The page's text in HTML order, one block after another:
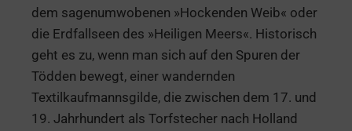
dem sagenumwobenen »Hockenden Weib« oder
die Erdfallseen des »Heiligen Meers«. Historisch
geht es zu, wenn man sich auf den Spuren der
Tödden bewegt, einer wandernden
Textilkaufmannsgilde, die zwischen dem 17. und
19. Jahrhundert als Torfstecher nach Holland